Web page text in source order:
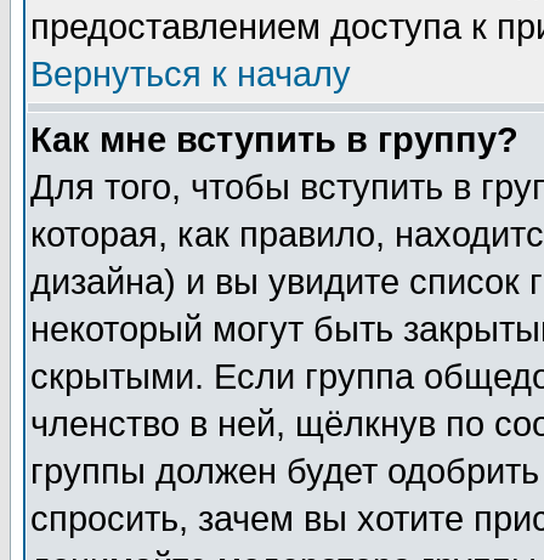
предоставлением доступа к
Вернуться к началу
Как мне вступить в группу?
Для того, чтобы вступить в
которая, как правило,
дизайна) и вы увидите список
некоторый могут быть
скрытыми. Если группа
членство в ней, щёлкнув по
группы должен будет
спросить, зачем вы хотите